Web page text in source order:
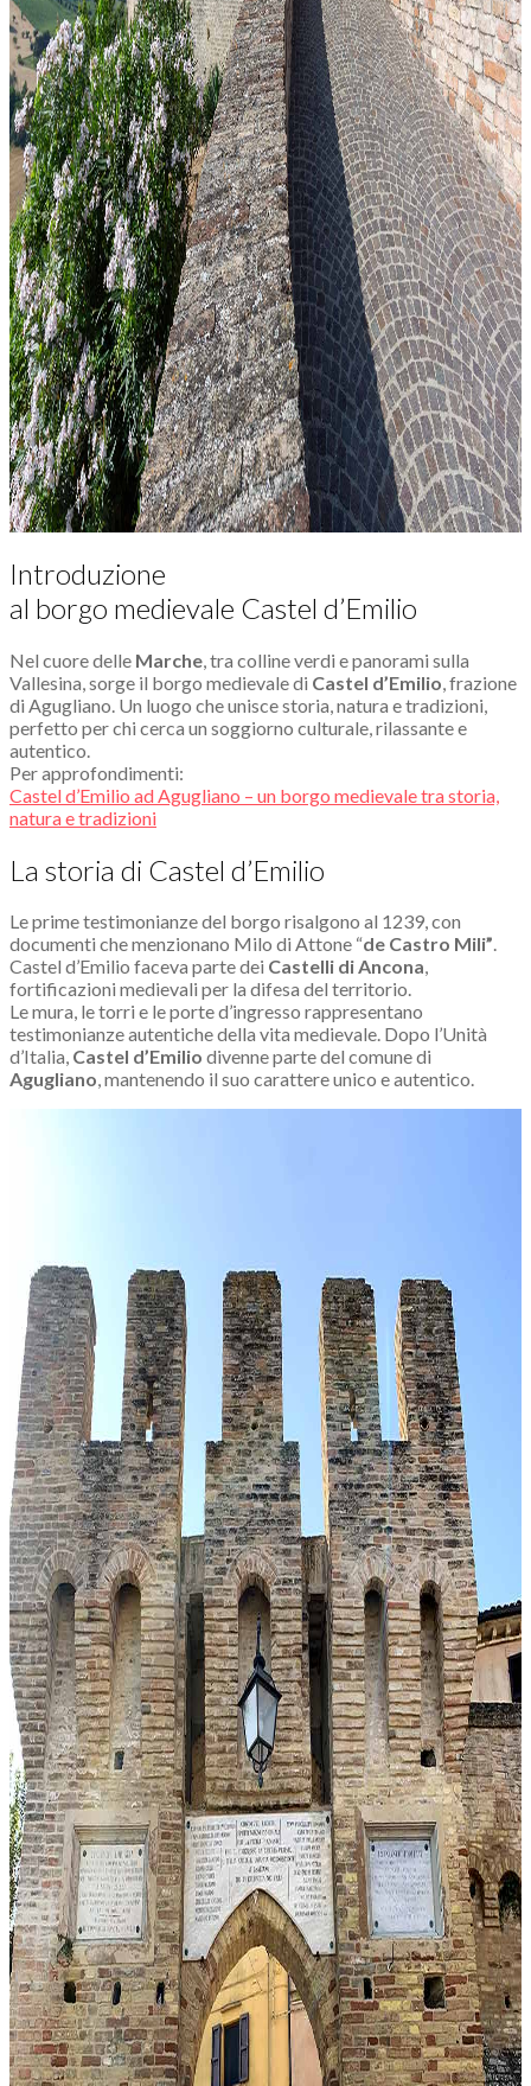
Introduzione
al borgo medievale Castel d’Emilio
Nel cuore delle Marche , tra colline verdi e panorami sulla
Vallesina, sorge il borgo medievale di Castel d’Emilio , frazione
di Agugliano. Un luogo che unisce storia, natura e tradizioni,
perfetto per chi cerca un soggiorno culturale, rilassante e
autentico.
Per approfondimenti:
Castel d’Emilio ad Agugliano – un borgo medievale tra storia,
natura e tradizioni
La storia di Castel d’Emilio
Le prime testimonianze del borgo risalgono al 1239, con
documenti che menzionano Milo di Attone “de Castro Mili”.
Castel d’Emilio faceva parte dei Castelli di Ancona,
fortificazioni medievali per la difesa del territorio.
Le mura, le torri e le porte d’ingresso rappresentano
testimonianze autentiche della vita medievale. Dopo l’Unità
d’Italia, Castel d’Emilio divenne parte del comune di
Agugliano, mantenendo il suo carattere unico e autentico.